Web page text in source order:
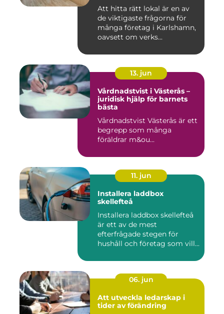
Att hitta rätt lokal är en av
de viktigaste frågorna för
många företag i Karlshamn,
oavsett om verks...
13. jun
Vårdnadstvist i Västerås –
juridisk hjälp för barnets
bästa
Vårdnadstvist Västerås är ett
begrepp som många
föräldrar m&ou...
11. jun
Installera laddbox
skellefteå
Installera laddbox skellefteå
är ett av de mest
efterfrågade stegen för
hushåll och företag som vill...
06. jun
Att utveckla ledarskap i
tider av förändring